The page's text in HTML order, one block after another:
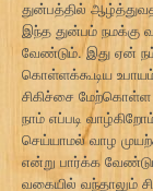
துன்பத்தில்
இந்த துன்பம் நமக்கு
வேண்டும். இது ஏன் நம்
கொள்ளக்கூடிய
சிகிச்சை
நாம் எப்படி
செய்யாமல் வாழ
என்று பார்க்க
வகையில் வந்தாலும்